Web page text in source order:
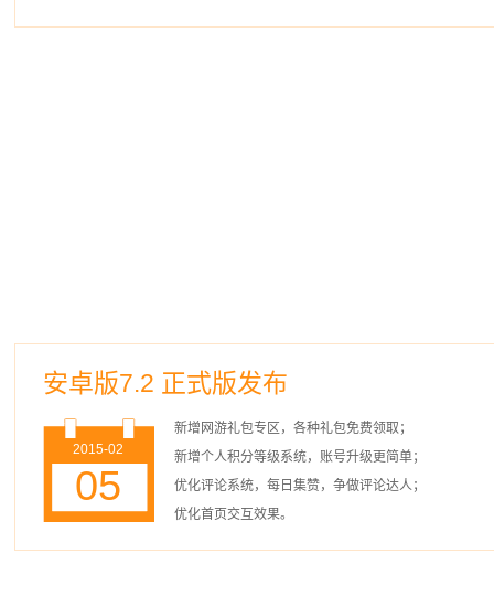
安卓版7.2 正式版发布
2015-02
05
新增网游礼包专区，各种礼包免费领取；
新增个人积分等级系统，账号升级更简单；
优化评论系统，每日集赞，争做评论达人；
优化首页交互效果。